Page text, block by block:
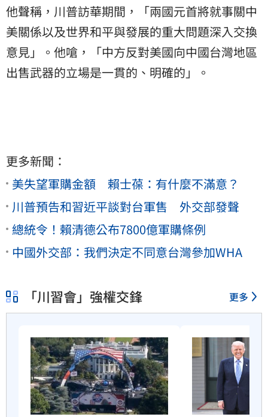
他聲稱，川普訪華期間，「兩國元首將就事關中
美關係以及世界和平與發展的重大問題深入交換
意見」。他嗆，「中方反對美國向中國台灣地區
出售武器的立場是一貫的、明確的」。
更多新聞：
美失望軍購金額 賴士葆：有什麼不滿意？
川普預告和習近平談對台軍售 外交部發聲
總統令！賴清德公布7800億軍購條例
中國外交部：我們決定不同意台灣參加WHA
「川習會」強權交鋒 更多